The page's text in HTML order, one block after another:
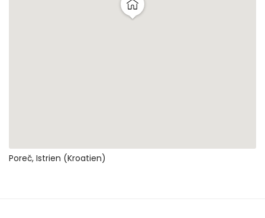
Poreč, Istrien (Kroatien)